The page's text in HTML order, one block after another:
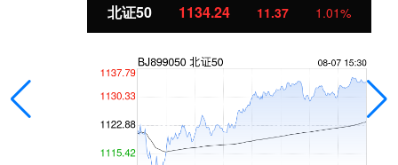
北证50 1134.24 11.37 1.01%